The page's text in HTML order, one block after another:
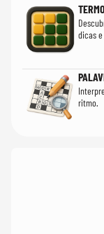
TERMO
dicas
ritmo.